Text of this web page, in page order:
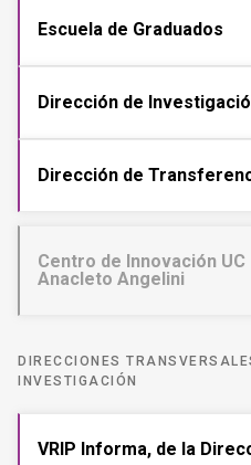
Escuela de Graduados
Dirección de
Dirección de
Centro de Innovación UC
Anacleto Angelini
DIRECCIONES
INVESTIGACIÓN
VRIP Informa, de la